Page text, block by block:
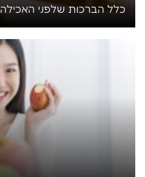
כלל הברכות שלפני האכילה